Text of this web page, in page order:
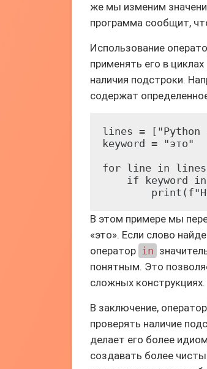
же мы изменим
программа сообщит,
Использование
применять его в
наличия подстроки.
содержат
lines = ["Python -
keyword = "это"
for line in
if keyword
В этом примере мы
«это». Если слово
оператор in
понятным. Это
сложных конструкциях.
В заключение, оператор
проверять наличие
делает его более
создавать более